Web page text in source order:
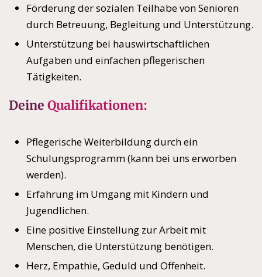
Förderung der sozialen Teilhabe von Senioren
durch Betreuung, Begleitung und Unterstützung.
Unterstützung bei hauswirtschaftlichen
Aufgaben und einfachen pflegerischen
Tätigkeiten.
Deine Qualifikationen:
Pflegerische Weiterbildung durch ein
Schulungsprogramm (kann bei uns erworben
werden).
Erfahrung im Umgang mit Kindern und
Jugendlichen.
Eine positive Einstellung zur Arbeit mit
Menschen, die Unterstützung benötigen.
Herz, Empathie, Geduld und Offenheit.